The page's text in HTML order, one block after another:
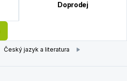
Doprodej
Český jazyk a literatura